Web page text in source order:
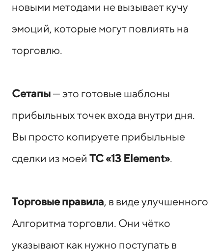
новыми методами не вызывает кучу
эмоций, которые могут повлиять на
торговлю.
Сетапы— это готовые шаблоны
прибыльных точек входа внутри дня.
Вы просто копируете прибыльные
сделки из моей ТС «13 Element».
Торговые правила, в виде улучшенного
Алгоритма торговли. Они чётко
указывают как нужно поступать в